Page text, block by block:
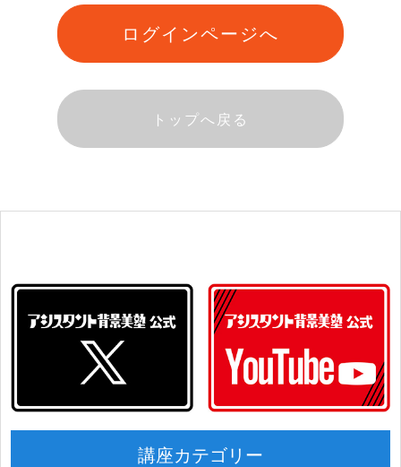
ログインページへ
トップへ戻る
講座カテゴリー